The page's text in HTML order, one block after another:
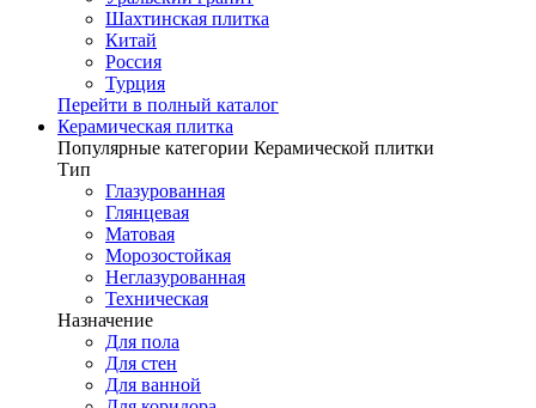
Шахтинская плитка
Китай
Россия
Турция
Перейти в полный каталог
Керамическая плитка
Популярные категории Керамической плитки
Тип
Глазурованная
Глянцевая
Матовая
Морозостойкая
Неглазурованная
Техническая
Назначение
Для пола
Для стен
Для ванной